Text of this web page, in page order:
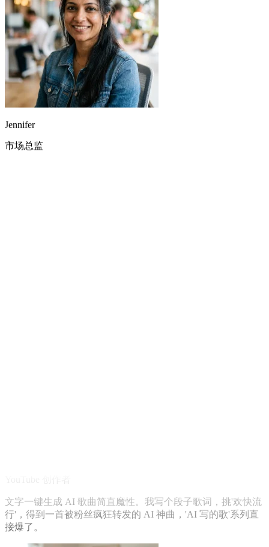
Jennifer
行'，得到一首被粉丝疯狂转发的 AI 神曲，'AI 写的歌'系列直
接爆了。